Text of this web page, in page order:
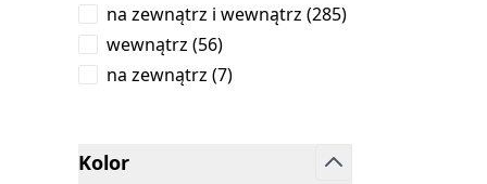
na zewnątrz i wewnątrz (285products available
)
wewnątrz (56products available
)
na zewnątrz (7products available
)
Kolor